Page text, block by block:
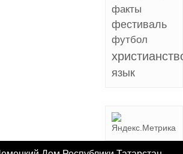
факты
фестиваль
футбол
язык